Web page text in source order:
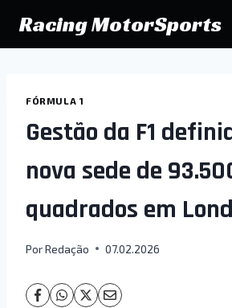
para
o
Racing MotorSports
FÓRMULA 1
Gestão da F1
nova sede de
quadrados em
PorRedação 07.02.2026